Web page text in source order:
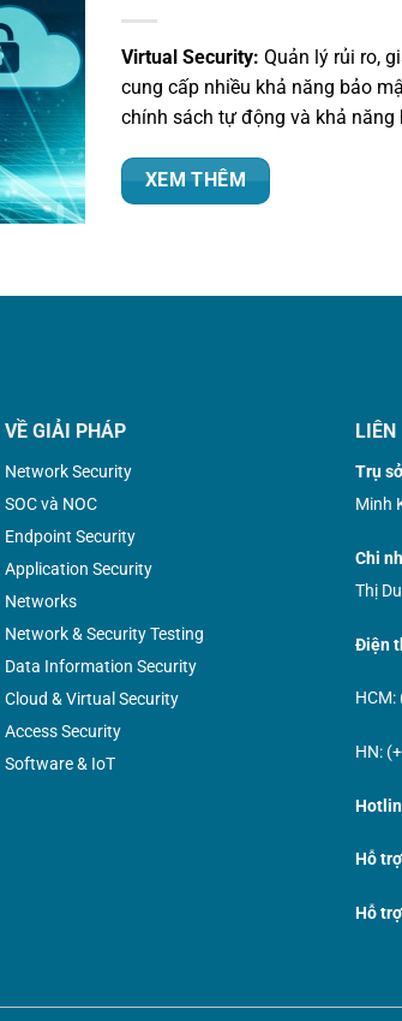
Virtual Security: Quản lý rủi ro,
cung cấp nhiều khả năng bảo
chính sách tự động và khả năng
XEM THÊM
VỀ GIẢI PHÁP
Network Security
SOC và NOC
Endpoint Security
Application Security
Networks
Network & Security Testing
Data Information Security
Cloud & Virtual Security
Access Security
Software & IoT
LIÊN
Trụ
Minh
Chi
Thị
Điện
HCM:
HN:
Hỗ
Hỗ